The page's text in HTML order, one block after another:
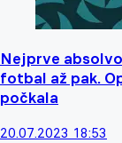
Nejprve
fotbal až pak.
počkala
20.07.2023 18:53